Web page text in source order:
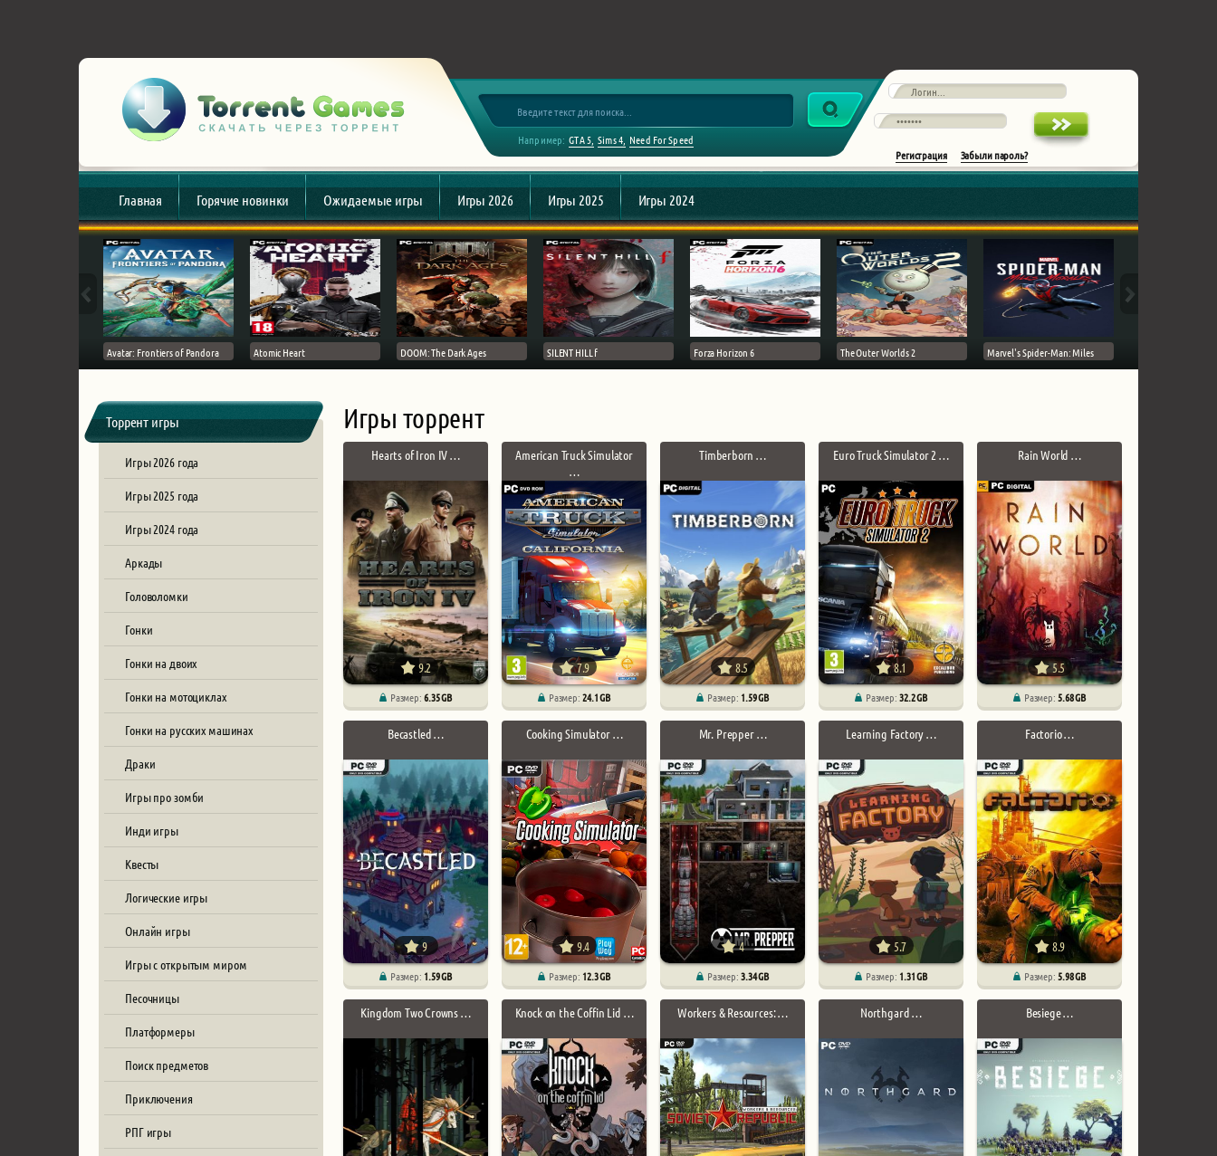
Например: GTA 5 Sims 4 Need For Speed
Регистрация
Забыли пароль?
Главная Горячие новинки Ожидаемые игры Игры 2026 Игры 2025 Игры 2024
Avatar: Frontiers of Pandora Atomic Heart DOOM: The Dark Ages SILENT HILL f Forza Horizon 6 The Outer Worlds 2 Marvel's Spider-Man: Miles
Торрент игры
Игры 2026 года
Игры 2025 года
Игры 2024 года
Аркады
Головоломки
Гонки
Гонки на двоих
Гонки на мотоциклах
Гонки на русских машинах
Драки
Игры про зомби
Инди игры
Квесты
Логические игры
Онлайн игры
Игры с открытым миром
Песочницы
Платформеры
Поиск предметов
Приключения
РПГ игры
Игры торрент
Hearts of Iron IV …
9.2
Размер:6.35 GB
American Truck Simulator
…
7.9
Размер:24.1 GB
Timberborn …
8.5
Размер: 1.59 GB
Euro Truck Simulator 2 …
8.1
Размер:32.2 GB
Rain World …
5.5
Размер:5.68 GB
Becastled …
9
Размер: 1.59 GB
Cooking Simulator …
9.4
Размер: 12.3 GB
Mr. Prepper …
4
Размер:3.34 GB
Learning Factory …
5.7
Размер: 1.31 GB
Factorio …
8.9
Размер:5.98 GB
Kingdom Two Crowns … Knock on the Coffin Lid … Workers & Resources: … Northgard … Besiege …